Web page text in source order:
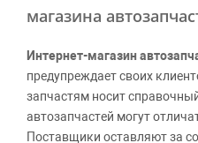
магазина
Интернет-магазин
предупреждает своих
запчастям носит
автозапчастей могут
Поставщики оставляют за